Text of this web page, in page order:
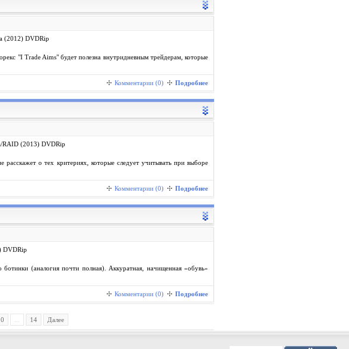
"I Trade Aims" будет полезна внутридневным трейдерам, которые
Комментарии (0) Подробнее
о тех критериях, которые следует учитывать при выборе
Комментарии (0) Подробнее
(аналогия почти полная). Аккуратная, начищенная «обувь»
Комментарии (0) Подробнее
14 Далее